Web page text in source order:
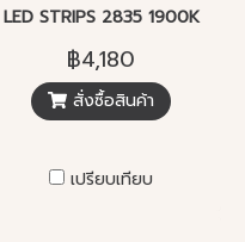
LED STRIPS 2835 1900K
฿4,180
สั่งซื้อสินค้า
เปรียบเทียบ